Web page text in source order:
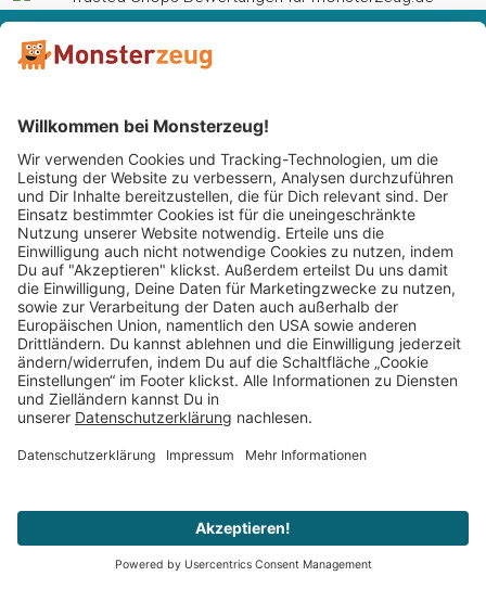
Du hast eine Frage? Kontaktiere jetzt
unserenKundenservice...
Hilfe & Kundenservice
Über uns
Versandarten